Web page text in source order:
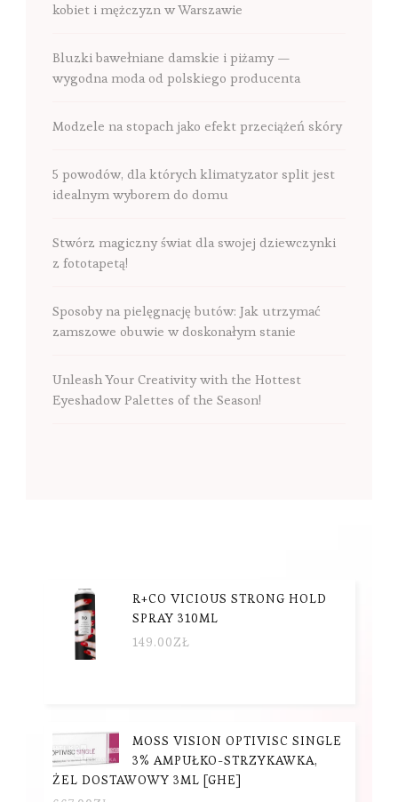
kobiet i mężczyzn w Warszawie
Bluzki bawełniane damskie i piżamy —
wygodna moda od polskiego producenta
Modzele na stopach jako efekt przeciążeń skóry
5 powodów, dla których klimatyzator split jest
idealnym wyborem do domu
Stwórz magiczny świat dla swojej dziewczynki
z fototapetą!
Sposoby na pielęgnację butów: Jak utrzymać
zamszowe obuwie w doskonałym stanie
Unleash Your Creativity with the Hottest
Eyeshadow Palettes of the Season!
R+CO VICIOUS STRONG HOLD
SPRAY 310ML
149.00ZŁ
MOSS VISION OPTIVISC SINGLE
3% AMPUŁKO-STRZYKAWKA,
ŻEL DOSTAWOWY 3ML [GHE]